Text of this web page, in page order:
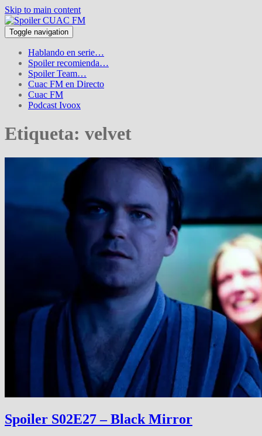
Skip to main content
Toggle navigation
Hablando en serie…
Spoiler recomienda…
Spoiler Team…
Cuac FM en Directo
Cuac FM
Podcast Ivoox
Etiqueta: velvet
Spoiler S02E27 – Black Mirror